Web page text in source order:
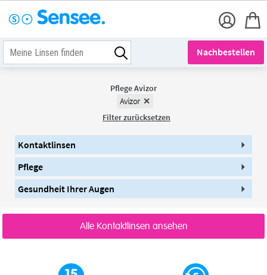
Nachbestellen
Pflege Avizor
Avizor
Filter zurücksetzen
Kontaktlinsen
Pflege
Gesundheit Ihrer Augen
Alle Kontaktlinsen ansehen